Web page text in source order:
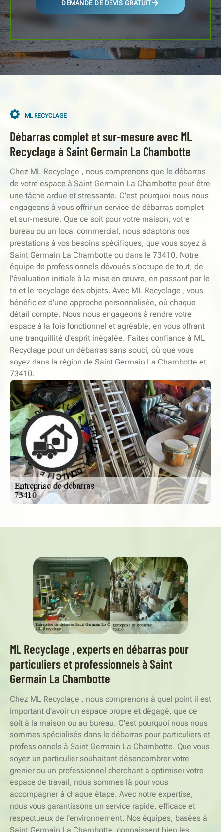
DEMANDE DE DEVIS GRATUIT
ML RECYCLAGE
Débarras complet et sur-mesure avec ML
Recyclage à Saint Germain La Chambotte
Chez ML Recyclage , nous comprenons que le débarras
de votre espace à Saint Germain La Chambotte peut être
une tâche ardue et stressante. C'est pourquoi nous nous
engageons à vous offrir un service de débarras complet
et sur-mesure. Que ce soit pour votre maison, votre
bureau ou un local commercial, nous adaptons nos
prestations à vos besoins spécifiques, que vous soyez à
Saint Germain La Chambotte ou dans le 73410. Notre
équipe de professionnels dévoués s'occupe de tout, de
l'évaluation initiale à la mise en œuvre, en passant par le
tri et le recyclage des objets. Avec ML Recyclage , vous
bénéficiez d'une approche personnalisée, où chaque
détail compte. Nous nous engageons à rendre votre
espace à la fois fonctionnel et agréable, en vous offrant
une tranquillité d'esprit inégalée. Faites confiance à ML
Recyclage pour un débarras sans souci, où que vous
soyez dans la région de Saint Germain La Chambotte et
73410.
S
E
R
V
I
C
E
À
D
O
M
ICILE - SER
V
I
C
E
À
D
O
M
I
C
I
L
E
-
ML Recyclage , experts en débarras pour
particuliers et professionnels à Saint
Germain La Chambotte
Chez ML Recyclage , nous comprenons à quel point il est
important d'avoir un espace propre et dégagé, que ce
soit à la maison ou au bureau. C'est pourquoi nous nous
sommes spécialisés dans le débarras pour particuliers et
professionnels à Saint Germain La Chambotte. Que vous
soyez un particulier souhaitant désencombrer votre
grenier ou un professionnel cherchant à optimiser votre
espace de travail, nous sommes là pour vous
accompagner à chaque étape. Avec notre expertise,
nous vous garantissons un service rapide, efficace et
respectueux de l'environnement. Nos équipes, basées à
Saint Germain La Chambotte, connaissent bien les